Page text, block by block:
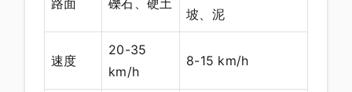
坡、泥
速度
20-35
km/h
8-15 km/h